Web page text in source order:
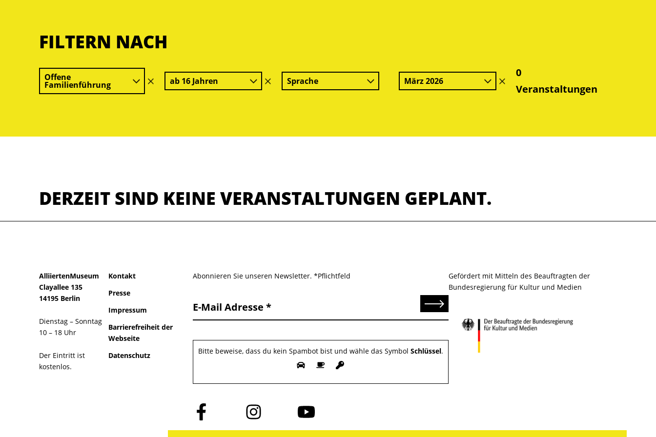
FILTERN NACH
Offene
Familienführung
Filter
löschen
ab 16 Jahren
Filter
löschen
Sprache März 2026
Filter
löschen
0
Veranstaltungen
DERZEIT SIND KEINE VERANSTALTUNGEN GEPLANT.
AlliiertenMuseum
Clayallee 135
14195 Berlin
Dienstag – Sonntag
10 – 18 Uhr
Der Eintritt ist
kostenlos.
Kontakt
Presse
Impressum
Barrierefreiheit der
Webseite
Datenschutz
Abonnieren Sie unseren Newsletter. *Pflichtfeld
E-Mail Adresse Senden
Bitte beweise, dass du kein Spambot bist und wähle das Symbol Schlüssel.
Folge
uns
auf
Folge
uns
auf
Folge
uns
auf
Gefördert mit Mitteln des Beauftragten der
Bundesregierung für Kultur und Medien